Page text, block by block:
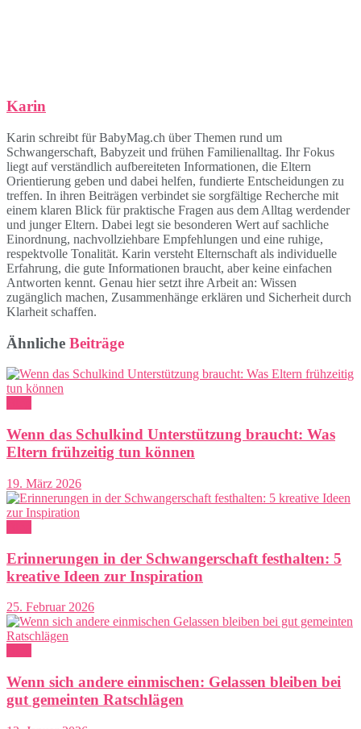
Karin
Karin schreibt für BabyMag.ch über Themen rund um
Schwangerschaft, Babyzeit und frühen Familienalltag. Ihr Fokus
liegt auf verständlich aufbereiteten Informationen, die Eltern
Orientierung geben und dabei helfen, fundierte Entscheidungen zu
treffen. In ihren Beiträgen verbindet sie sorgfältige Recherche mit
einem klaren Blick für praktische Fragen aus dem Alltag werdender
und junger Eltern. Dabei legt sie besonderen Wert auf sachliche
Einordnung, nachvollziehbare Empfehlungen und eine ruhige,
respektvolle Tonalität. Karin versteht Elternschaft als individuelle
Erfahrung, die gute Informationen braucht, aber keine einfachen
Antworten kennt. Genau hier setzt ihre Arbeit an: Wissen
zugänglich machen, Zusammenhänge erklären und Sicherheit durch
Klarheit schaffen.
Ähnliche Beiträge
Wenn das Schulkind Unterstützung braucht: Was
Eltern frühzeitig tun können
19. März 2026
Erinnerungen in der Schwangerschaft festhalten: 5
kreative Ideen zur Inspiration
25. Februar 2026
Wenn sich andere einmischen: Gelassen bleiben bei
gut gemeinten Ratschlägen